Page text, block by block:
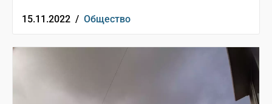
15.11.2022 / Общество